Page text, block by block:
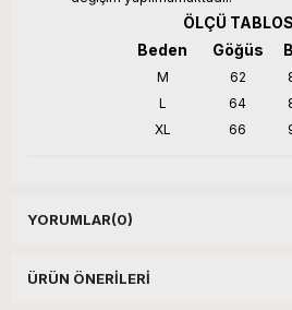
ÖLÇÜ
Beden
Göğüs
M 62
L
64
XL
66
YORUMLAR(0)
ÜRÜN ÖNERILERI